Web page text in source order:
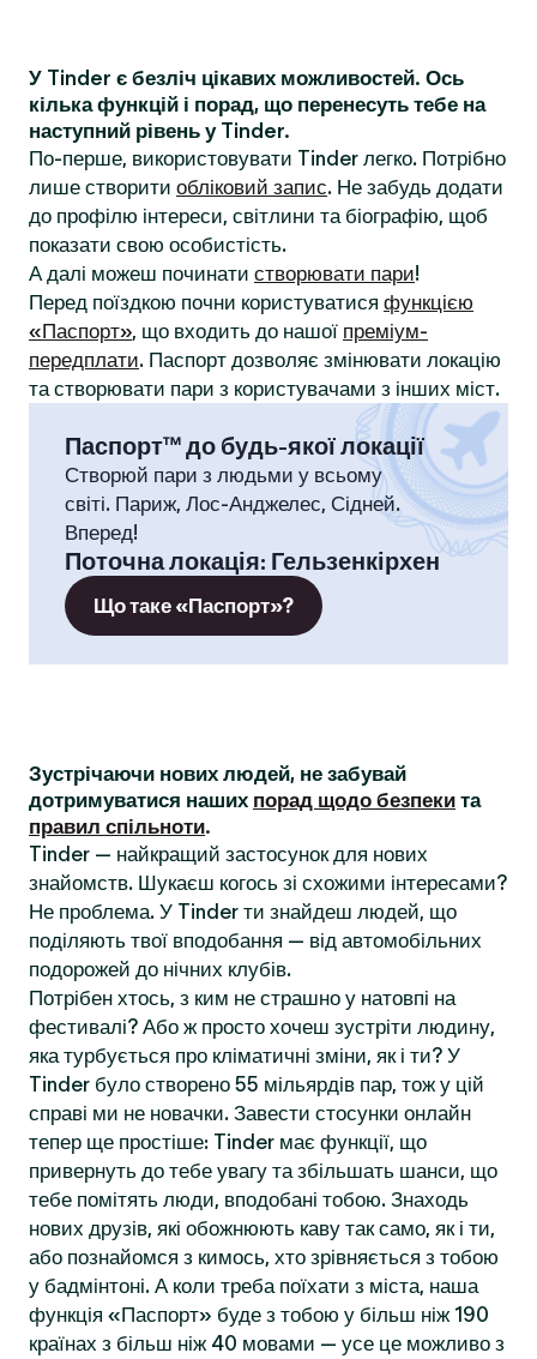
У Tinder є безліч цікавих можливостей. Ось
кілька функцій і порад, що перенесуть тебе на
наступний рівень у Tinder.
По-перше, використовувати Tinder легко. Потрібно
лише створити обліковий запис. Не забудь додати
до профілю інтереси, світлини та біографію, щоб
показати свою особистість.
А далі можеш починати створювати пари!
Перед поїздкою почни користуватися функцією
«Паспорт», що входить до нашої преміум-
передплати. Паспорт дозволяє змінювати локацію
та створювати пари з користувачами з інших міст.
Паспорт™ до будь-якої локації
Створюй пари з людьми у всьому
світі. Париж, Лос-Анджелес, Сідней.
Вперед!
Поточна локація: Гельзенкірхен
Що таке «Паспорт»?
Зустрічаючи нових людей, не забувай
дотримуватися наших порад щодо безпеки та
правил спільноти.
Tinder — найкращий застосунок для нових
знайомств. Шукаєш когось зі схожими інтересами?
Не проблема. У Tinder ти знайдеш людей, що
поділяють твої вподобання — від автомобільних
подорожей до нічних клубів.
Потрібен хтось, з ким не страшно у натовпі на
фестивалі? Або ж просто хочеш зустріти людину,
яка турбується про кліматичні зміни, як і ти? У
Tinder було створено 55 мільярдів пар, тож у цій
справі ми не новачки. Завести стосунки онлайн
тепер ще простіше: Tinder має функції, що
привернуть до тебе увагу та збільшать шанси, що
тебе помітять люди, вподобані тобою. Знаходь
нових друзів, які обожнюють каву так само, як і ти,
або познайомся з кимось, хто зрівняється з тобою
у бадмінтоні. А коли треба поїхати з міста, наша
функція «Паспорт» буде з тобою у більш ніж 190
країнах з більш ніж 40 мовами — усе це можливо з